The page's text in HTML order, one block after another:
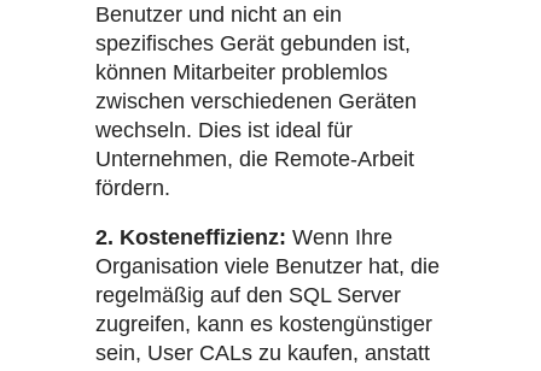
Benutzer und nicht an ein
spezifisches Gerät gebunden ist,
können Mitarbeiter problemlos
zwischen verschiedenen Geräten
wechseln. Dies ist ideal für
Unternehmen, die Remote-Arbeit
fördern.
2. Kosteneffizienz: Wenn Ihre
Organisation viele Benutzer hat, die
regelmäßig auf den SQL Server
zugreifen, kann es kostengünstiger
sein, User CALs zu kaufen, anstatt